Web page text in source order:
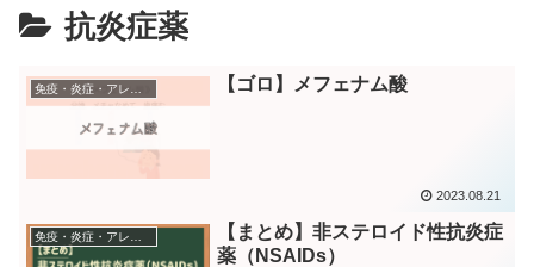
抗炎症薬
免疫・炎症・アレルギー疾患に作用する薬 【ゴロ】メフェナム酸
2023.08.21
【まとめ】非ステロイド性抗炎症
薬（NSAIDs）